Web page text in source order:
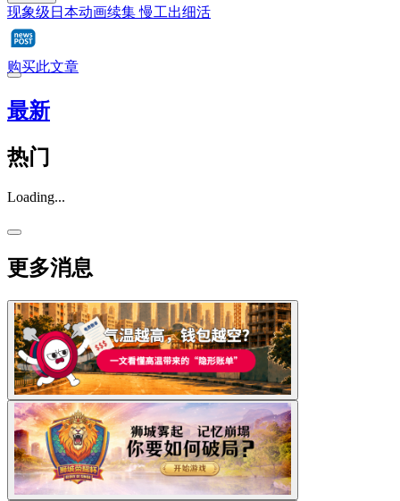
现象级日本动画续集 慢工出细活
购买此文章
最新
热门
Loading...
更多消息